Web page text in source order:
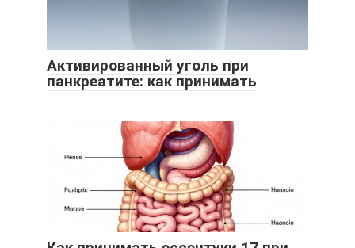
Активированный уголь при
панкреатите: как принимать